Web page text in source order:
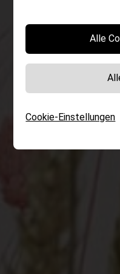
Cookie-Einstellungen
Alle